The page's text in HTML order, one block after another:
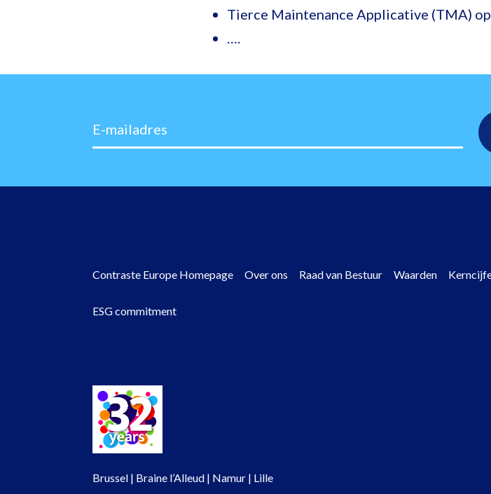
Tierce Maintenance Applicative (TMA)
….
E-mailadres
Contraste Europe Homepage Over ons Raad van Bestuur Waarden
ESG commitment
Brussel | Braine l’Alleud | Namur | Lille